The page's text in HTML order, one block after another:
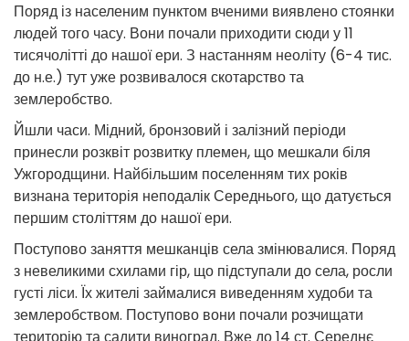
Поряд із населеним пунктом вченими виявлено стоянки
людей того часу. Вони почали приходити сюди у 11
тисячолітті до нашої ери. З настанням неоліту (6-4 тис.
до н.е.) тут уже розвивалося скотарство та
землеробство.
Йшли часи. Мідний, бронзовий і залізний періоди
принесли розквіт розвитку племен, що мешкали біля
Ужгородщини. Найбільшим поселенням тих років
визнана територія неподалік Середнього, що датується
першим століттям до нашої ери.
Поступово заняття мешканців села змінювалися. Поряд
з невеликими схилами гір, що підступали до села, росли
густі ліси. Їх жителі займалися виведенням худоби та
землеробством. Поступово вони почали розчищати